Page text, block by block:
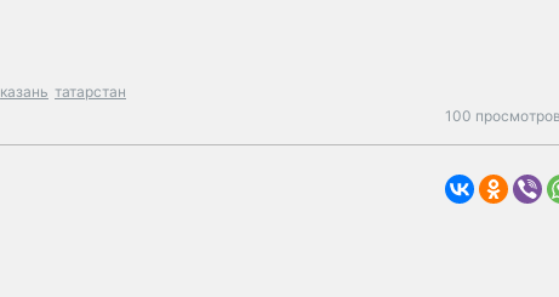
казань татарстан
100